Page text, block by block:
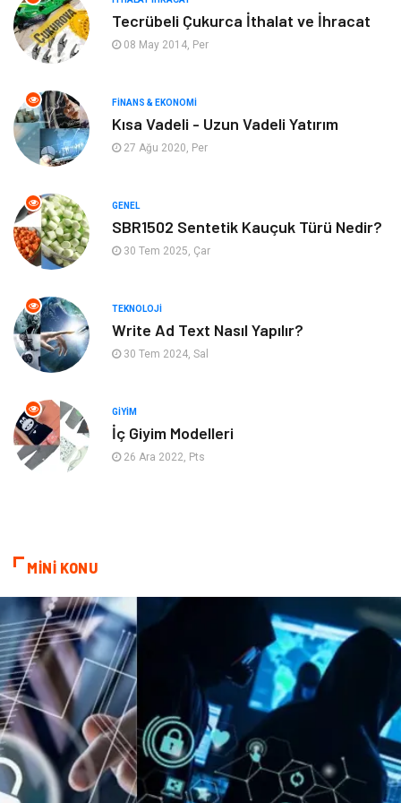
Emlak
Mobilya
Eğitim Kurumları Tatil
Aksesuar Eğlence
Güzellik
Maden ve Metal
Bahçe Ev
Nakliyat
Endüstriyel Ürünler
Dernekler ve Birlikler Pazarlama
Bebek Giyim Bakım
Markalar Kültür
Periyodik Kontrol Spor Malzemeleri
Tecrübeli Çukurca İthalat ve İhracat
08 May 2014, Per
FINANS & EKONOMI
Kısa Vadeli - Uzun Vadeli Yatırım
27 Ağu 2020, Per
GENEL
SBR1502 Sentetik Kauçuk Türü Nedir?
30 Tem 2025, Çar
TEKNOLOJI
Write Ad Text Nasıl Yapılır?
30 Tem 2024, Sal
GIYIM
İç Giyim Modelleri
26 Ara 2022, Pts
MİNİ KONU